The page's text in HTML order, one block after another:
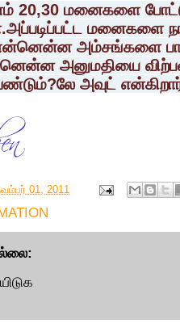
20,30 மனைகளை
மனைகளை
என்னென்ன அம்சங்களை
அனுமதியை
அவுட்
01, 2011